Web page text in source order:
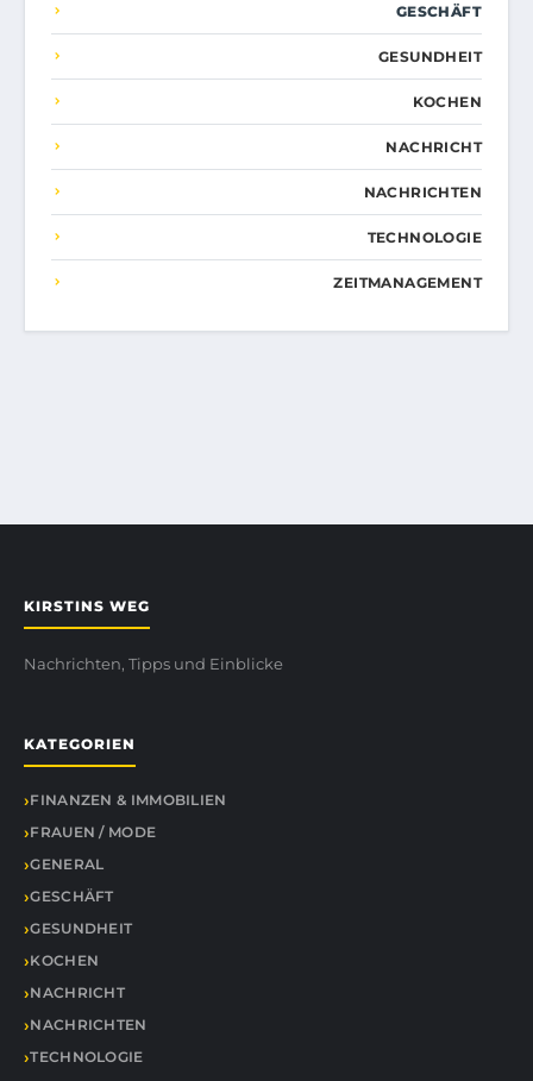
GESCHÄFT
GESUNDHEIT
KOCHEN
NACHRICHT
NACHRICHTEN
TECHNOLOGIE
ZEITMANAGEMENT
KIRSTINS WEG
Nachrichten, Tipps und Einblicke
KATEGORIEN
FINANZEN & IMMOBILIEN
FRAUEN / MODE
GENERAL
GESCHÄFT
GESUNDHEIT
KOCHEN
NACHRICHT
NACHRICHTEN
TECHNOLOGIE